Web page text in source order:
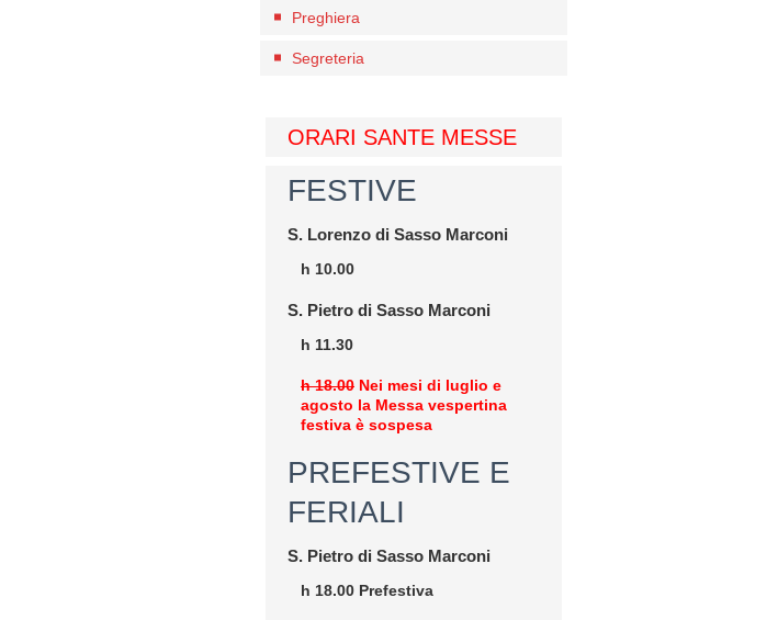
Preghiera
Segreteria
ORARI SANTE MESSE
FESTIVE
S. Lorenzo di Sasso Marconi
h 10.00
S. Pietro di Sasso Marconi
h 11.30
h 18.00 Nei mesi di luglio e
agosto la Messa vespertina
festiva è sospesa
PREFESTIVE E
FERIALI
S. Pietro di Sasso Marconi
h 18.00 Prefestiva